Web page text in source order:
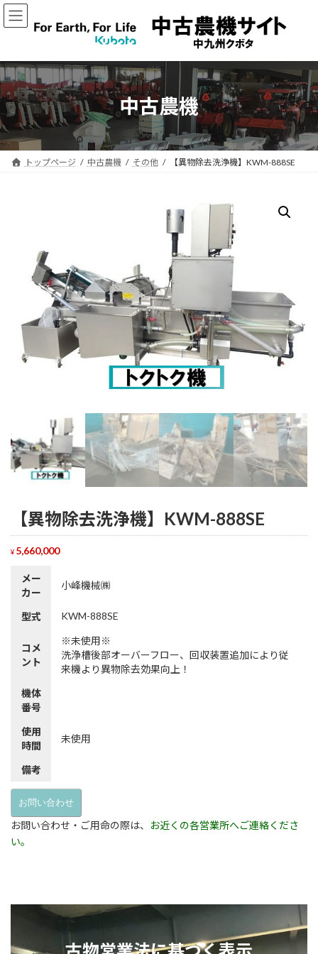
コ
ン
ツ
へ
ス
キ
ッ
プ
ナ
ビ
シ
ョ
ン
に
移
動
中古農機
トップページ 中古農機 その他 【異物除去洗浄機】KWM-888SE
【異物除去洗浄機】KWM-888SE
¥ 5,660,000
メー
カー
小峰機械㈱
型式 KWM-888SE
コメ
ント
※未使用※
洗浄槽後部オーバーフロー、回収装置追加により従
来機より異物除去効果向上！
機体
番号
使用
時間
未使用
備考
お問い合わせ
お問い合わせ・ご用命の際は、
お近くの各営業所へご連絡くださ
い。
古物営業法に基づく表示